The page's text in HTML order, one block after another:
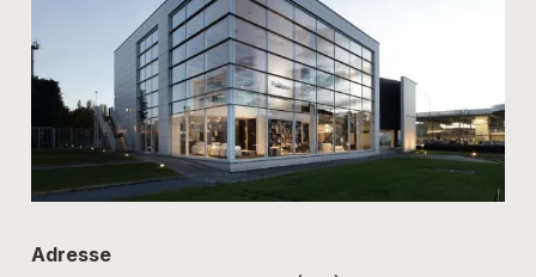
Adresse